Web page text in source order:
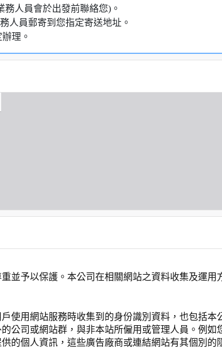
人員會於出發前聯絡您)。
人員郵寄到您指定寄送地址。
理。
並予以保護。本公司在相關網站之資料收集及運用
使用網站服務時收集到的身份識別資料，也包括
公司或網站群，與非本站所僱用或管理人員。例
的個人資訊，這些廣告廠商或連結網站有其個別